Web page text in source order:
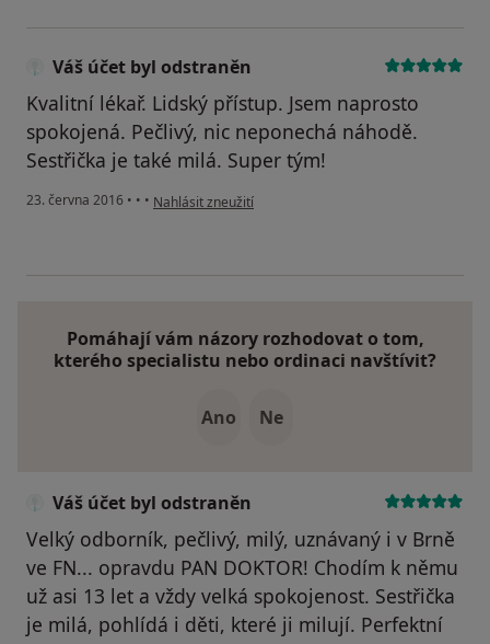
Váš účet byl odstraněn
Kvalitní lékař. Lidský přístup. Jsem naprosto
spokojená. Pečlivý, nic neponechá náhodě.
Sestřička je také milá. Super tým!
23. června 2016 • • • podle názoru uživatele Váš účet byl odstraněn
Nahlásit zneužití
Pomáhají vám názory rozhodovat o tom,
kterého specialistu nebo ordinaci navštívit?
Ano Ne
Váš účet byl odstraněn
Velký odborník, pečlivý, milý, uznávaný i v Brně
ve FN... opravdu PAN DOKTOR! Chodím k němu
už asi 13 let a vždy velká spokojenost. Sestřička
je milá, pohlídá i děti, které ji milují. Perfektní